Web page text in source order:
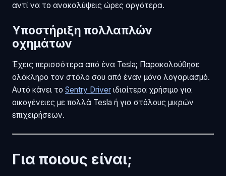
αντί να το ανακαλύψεις ώρες αργότερα.
Υποστήριξη πολλαπλών
οχημάτων
Έχεις περισσότερα από ένα Tesla; Παρακολούθησε
ολόκληρο τον στόλο σου από έναν μόνο λογαριασμό.
Αυτό κάνει το Sentry Driver ιδιαίτερα χρήσιμο για
οικογένειες με πολλά Tesla ή για στόλους μικρών
επιχειρήσεων.
Για ποιους είναι;